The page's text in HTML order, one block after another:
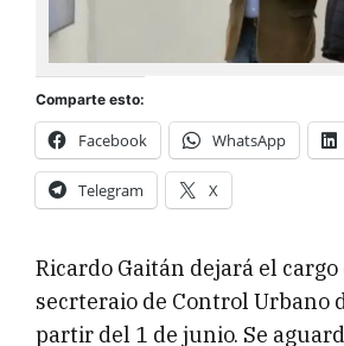
Comparte esto:
Facebook WhatsApp
Telegram X
Ricardo Gaitán dejará el cargo
secrteraio de Control Urbano
partir del 1 de junio. Se